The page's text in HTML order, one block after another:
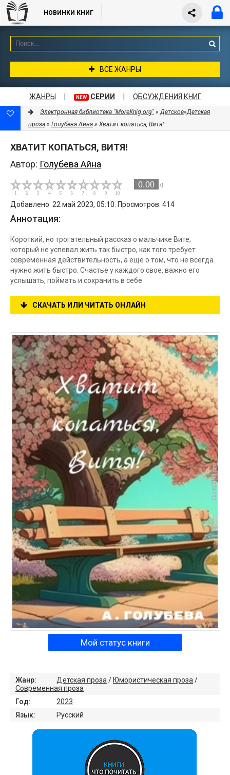
НОВИНКИ КНИГ
ВСЕ ЖАНРЫ
ЖАНРЫ NEW СЕРИИ ОБСУЖДЕНИЯ КНИГ
Электронная библиотека "MoreKnig.org" »Детское»Детская
проза » Голубева Айна » Хватит копаться, Витя!
ХВАТИТ КОПАТЬСЯ, ВИТЯ!
Автор: Голубева Айна
0.00 0
Добавлено: 22 май 2023, 05:10. Просмотров: 414
Аннотация:
Короткий, но трогательный рассказ о мальчике Вите,
который не успевал жить так быстро, как того требует
современная действительность, а еще о том, что не всегда
нужно жить быстро. Счастье у каждого свое, важно его
услышать, поймать и сохранить в себе.
СКАЧАТЬ ИЛИ ЧИТАТЬ ОНЛАЙН
Мой статус книги
Жанр: Детская проза / Юмористическая проза /
Современная проза
Год:
2023
Язык:
Русский